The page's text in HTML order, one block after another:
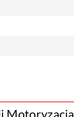
Motoryzacja